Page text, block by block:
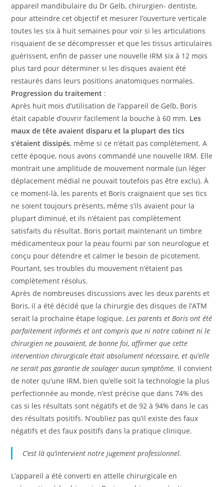
appareil mandibulaire du Dr Gelb, chirurgien- dentiste,
pour atteindre cet objectif et mesurer l’ouverture verticale
toutes les six à huit semaines pour voir si les articulations
risquaient de se décompresser et que les tissus articulaires
guérissent, enfin de passer une nouvelle IRM six à 12 mois
plus tard pour déterminer si les disques avaient été
restaurés dans leurs positions anatomiques normales.
Progression du traitement :
Après huit mois d’utilisation de l’appareil de Gelb, Boris
était capable d’ouvrir facilement la bouche à 60 mm. Les
maux de tête avaient disparu et la plupart des tics
s’étaient dissipés, même si ce n’était pas complètement. A
cette époque, nous avons commandé une nouvelle IRM. Elle
montrait une amplitude de mouvement normale (un léger
déplacement médial ne pouvait toutefois pas être exclu). À
ce moment-là, les parents et Boris craignaient que ses tics
ne soient toujours présents, même s’ils avaient pour la
plupart diminué, et ils n’étaient pas complètement
satisfaits du résultat. Boris portait maintenant un timbre
médicamenteux pour la peau fourni par son neurologue et
conçu pour détendre et calmer le besoin de picotement.
Pourtant, ses troubles du mouvement n’étaient pas
complètement résolus.
Après de nombreuses discussions avec les deux parents et
Boris, il a été décidé que la chirurgie des disques de l’ATM
serait la prochaine étape logique. Les parents et Boris ont été
parfaitement informés et ont compris que ni notre cabinet ni le
chirurgien ne pouvaient, de bonne foi, affirmer que cette
intervention chirurgicale était absolument nécessaire, et qu’elle
ne serait pas garantie de soulager aucun symptôme. Il convient
de noter qu’une IRM, bien qu’elle soit la technologie la plus
perfectionnée au monde, n’est précise que dans 74% des
cas si les résultats sont négatifs et de 92 à 94% dans le cas
des résultats positifs. N’oubliez pas qu’il existe des faux
négatifs et des faux positifs dans la pratique clinique.
C’est là qu’intervient notre jugement professionnel.
L’appareil a été converti en attelle chirurgicale en